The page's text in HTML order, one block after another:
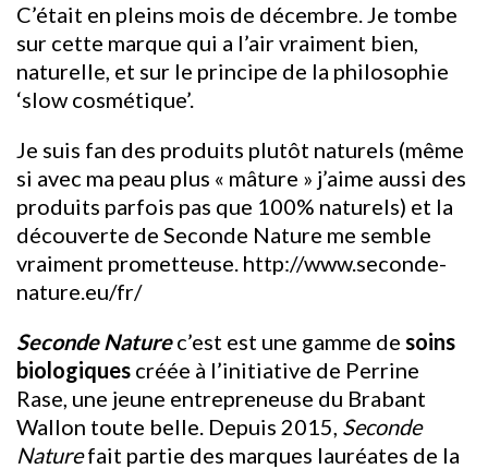
C’était en pleins mois de décembre. Je tombe
sur cette marque qui a l’air vraiment bien,
naturelle, et sur le principe de la philosophie
‘slow cosmétique’.
Je suis fan des produits plutôt naturels (même
si avec ma peau plus « mâture » j’aime aussi des
produits parfois pas que 100% naturels) et la
découverte de Seconde Nature me semble
vraiment prometteuse. http://www.seconde-
nature.eu/fr/
Seconde Naturec’est est une gamme de soins
biologiques créée à l’initiative de Perrine
Rase, une jeune entrepreneuse du Brabant
Wallon toute belle. Depuis 2015, Seconde
Naturefait partie des marques lauréates de la